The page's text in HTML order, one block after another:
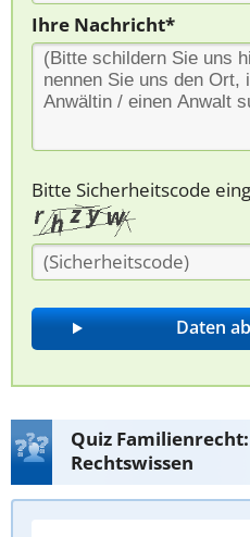
Ihre Nachricht*
Bitte Sicherheitscode
Quiz
Rechtswissen